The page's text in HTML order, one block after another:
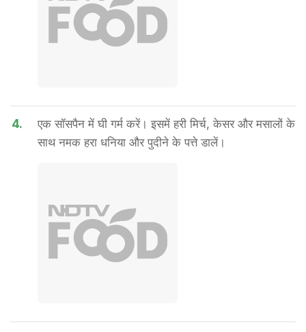
4.
एक सॉसपैन में घी गर्म करें। इसमें हरी मिर्च, केसर और मसालों के
साथ नमक हरा धनिया और पुदीने के पत्ते डालें।